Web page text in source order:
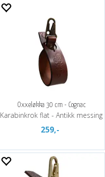
Oxxeløkka 30 cm - Cognac
Karabinkrok flat - Antikk messing
259,-